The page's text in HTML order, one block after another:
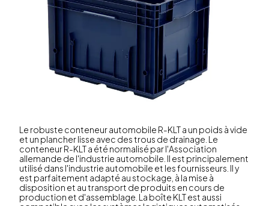
Le robuste conteneur automobile R-KLT a un poids à vide
et un plancher lisse avec des trous de drainage. Le
conteneur R-KLT a été normalisé par l'Association
allemande de l'industrie automobile. Il est principalement
utilisé dans l'industrie automobile et les fournisseurs. Il y
est parfaitement adapté au stockage, à la mise à
disposition et au transport de produits en cours de
production et d'assemblage. La boîte KLT est aussi